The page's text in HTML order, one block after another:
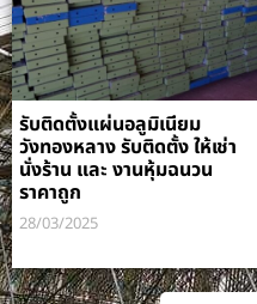
รับติดตั้งแผ่นอลูมิเนียม
วังทองหลาง รับติดตั้ง ให้เช่า
นั่งร้าน และ งานหุ้มฉนวน
ราคาถูก
28/03/2025